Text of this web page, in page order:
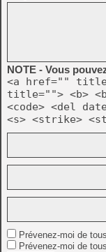
NOTE - Vous
<a href=""
title=""> <b>
<code> <del
<s> <strike>
Prévenez-moi de
Prévenez-moi de